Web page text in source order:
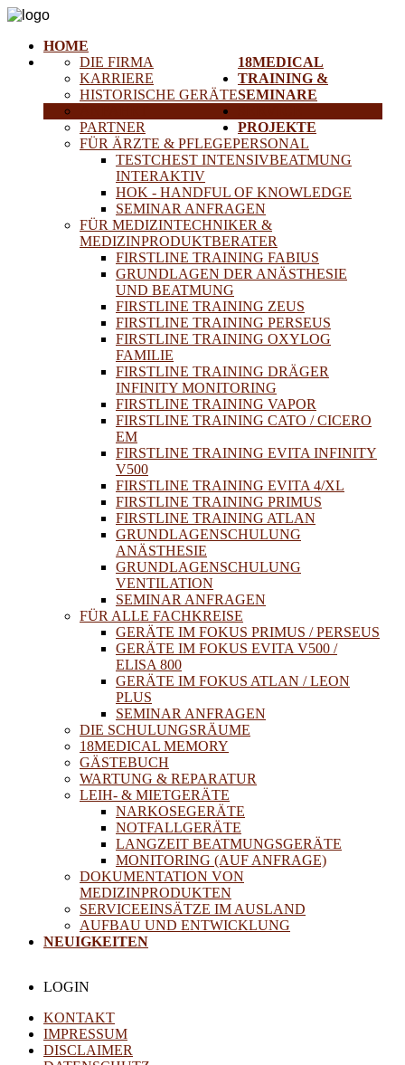
HOME
18MEDICAL
DIE FIRMA
KARRIERE
HISTORISCHE GERÄTE
PARTNER
TRAINING &
SEMINARE
FÜR ÄRZTE & PFLEGEPERSONAL
TESTCHEST INTENSIVBEATMUNG
INTERAKTIV
HOK - HANDFUL OF KNOWLEDGE
SEMINAR ANFRAGEN
FÜR MEDIZINTECHNIKER &
MEDIZINPRODUKTBERATER
FIRSTLINE TRAINING FABIUS
GRUNDLAGEN DER ANÄSTHESIE
UND BEATMUNG
FIRSTLINE TRAINING ZEUS
FIRSTLINE TRAINING PERSEUS
FIRSTLINE TRAINING OXYLOG
FAMILIE
FIRSTLINE TRAINING DRÄGER
INFINITY MONITORING
FIRSTLINE TRAINING VAPOR
FIRSTLINE TRAINING CATO / CICERO
EM
FIRSTLINE TRAINING EVITA INFINITY
V500
FIRSTLINE TRAINING EVITA 4/XL
FIRSTLINE TRAINING PRIMUS
FIRSTLINE TRAINING ATLAN
GRUNDLAGENSCHULUNG
ANÄSTHESIE
GRUNDLAGENSCHULUNG
VENTILATION
SEMINAR ANFRAGEN
FÜR ALLE FACHKREISE
GERÄTE IM FOKUS PRIMUS / PERSEUS
GERÄTE IM FOKUS EVITA V500 /
ELISA 800
GERÄTE IM FOKUS ATLAN / LEON
PLUS
SEMINAR ANFRAGEN
DIE SCHULUNGSRÄUME
18MEDICAL MEMORY
GÄSTEBUCH
WARTUNG & REPARATUR
LEIH- & MIETGERÄTE
NARKOSEGERÄTE
NOTFALLGERÄTE
LANGZEIT BEATMUNGSGERÄTE
MONITORING (AUF ANFRAGE)
DOKUMENTATION VON
MEDIZINPRODUKTEN
PROJEKTE
SERVICEEINSÄTZE IM AUSLAND
AUFBAU UND ENTWICKLUNG
NEUIGKEITEN
LOGIN
KONTAKT
IMPRESSUM
DISCLAIMER